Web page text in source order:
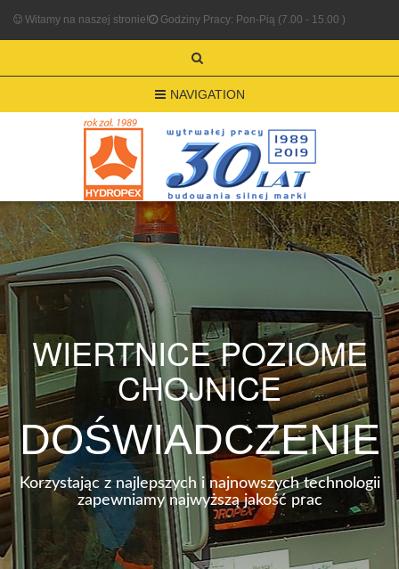
Witamy na naszej stronie! Godziny Pracy: Pon-Pią (7.00 - 15.00 )
NAVIGATION
WIERTNICE POZIOME
CHOJNICE
DOŚWIADCZENIE
Korzystając z najlepszych i najnowszych technologii
zapewniamy najwyższą jakość prac